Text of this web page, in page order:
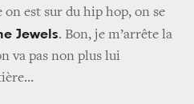
on est sur du hip hop, on se
Jewels. Bon, je m’arrête la
va pas non plus lui